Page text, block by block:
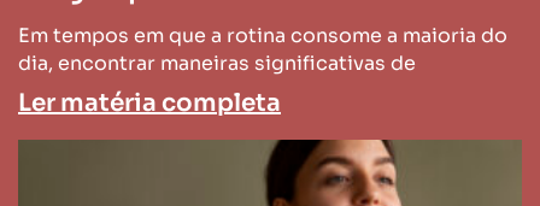
Em tempos em que a rotina consome a maioria do
dia, encontrar maneiras significativas de
Ler matéria completa